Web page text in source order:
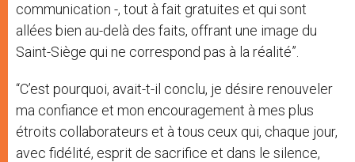
communication -, tout à fait gratuites et qui sont
allées bien au-delà des faits, offrant une image du
Saint-Siège qui ne correspond pas à la réalité”.
“C’est pourquoi, avait-t-il conclu, je désire renouveler
ma confiance et mon encouragement à mes plus
étroits collaborateurs et à tous ceux qui, chaque jour,
avec fidélité, esprit de sacrifice et dans le silence,